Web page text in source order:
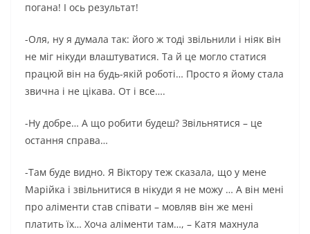
погана! І ось результат!
-Оля, ну я думала так: його ж тоді звільнили і ніяк він
не міг нікуди влаштуватися. Та й це могло статися
працюй він на будь-якій роботі… Просто я йому стала
звична і не цікава. От і все….
-Ну добре… А що робити будеш? Звільнятися – це
остання справа…
-Там буде видно. Я Віктору теж сказала, що у мене
Марійка і звільнитися в нікуди я не можу … А він мені
про аліменти став співати – мовляв він же мені
платить їх… Хоча аліменти там…, – Катя махнула